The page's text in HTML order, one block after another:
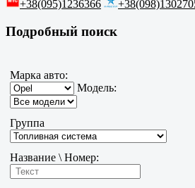
+38(095)1236366
Подробный поиск
Марка авто:
Модель:
Группа
Название \ Номер: